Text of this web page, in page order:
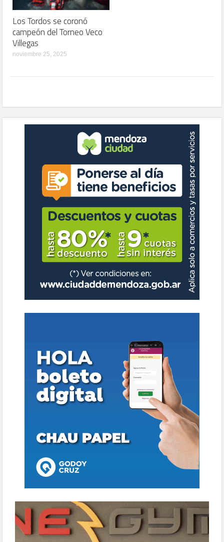
Los Tordos se coronó
campeón del Torneo Veco
Villegas
noviembre 25, 2025